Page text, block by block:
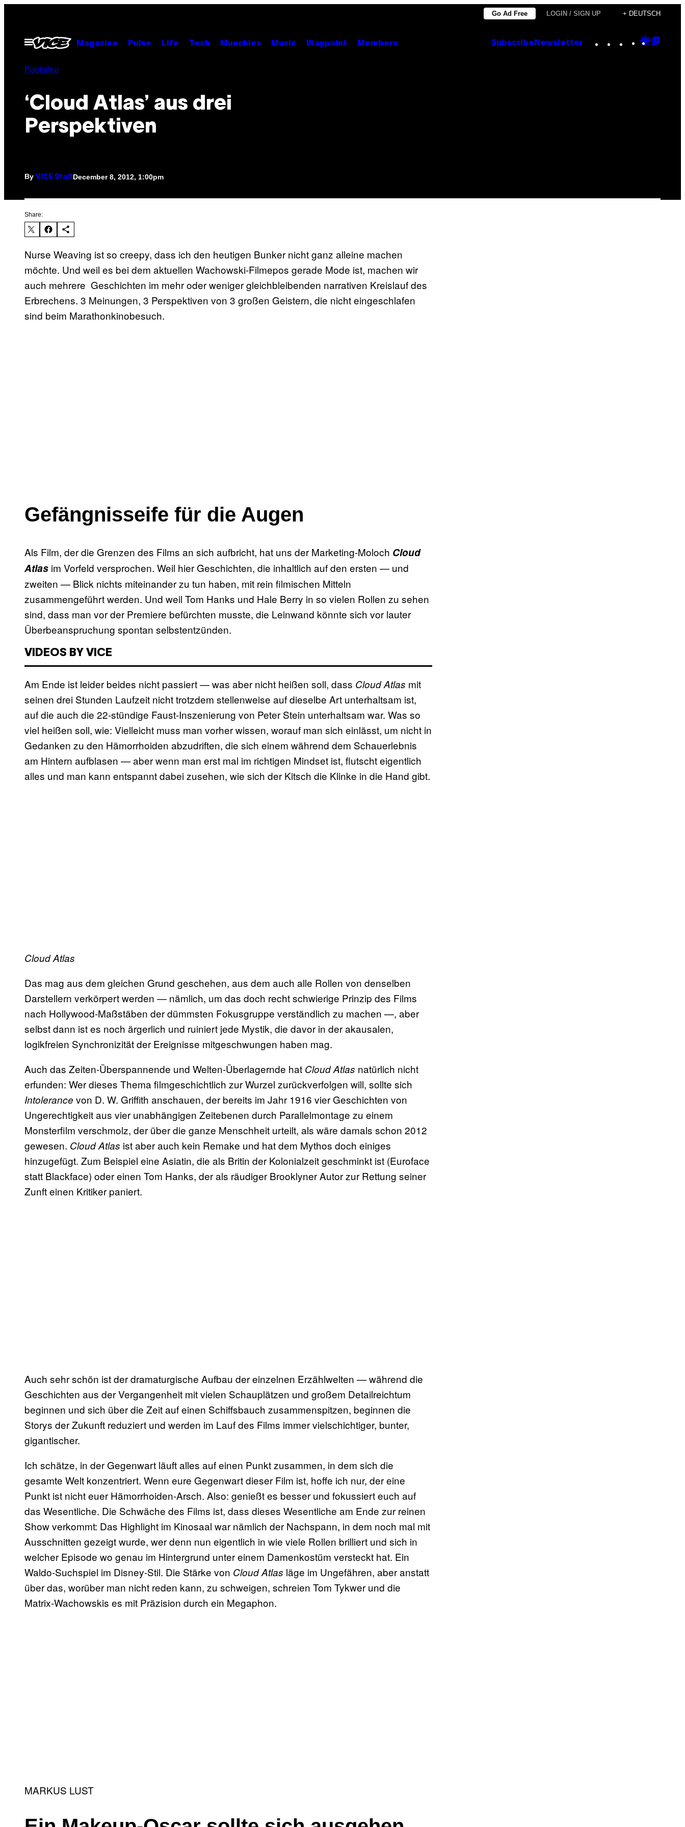
content
Go Ad Free LOGIN / SIGN UP + DEUTSCH
Open
Menu
Magazine Pulse Life Tech Munchies Music Waypoint Members Subscribe Newsletter Instagram
TikTok
YouTube
Google
Popkultur
‘Cloud Atlas’ aus drei
Perspektiven
By VICE StaffDecember 8, 2012, 1:00pm
Share:
Nurse Weaving ist so creepy, dass ich den heutigen Bunker nicht ganz alleine machen
möchte. Und weil es bei dem aktuellen Wachowski-Filmepos gerade Mode ist, machen wir
auch mehrere Geschichten im mehr oder weniger gleichbleibenden narrativen Kreislauf des
Erbrechens. 3 Meinungen, 3 Perspektiven von 3 großen Geistern, die nicht eingeschlafen
sind beim Marathonkinobesuch.
Gefängnisseife für die Augen
Als Film, der die Grenzen des Films an sich aufbricht, hat uns der Marketing-Moloch Cloud
Atlas im Vorfeld versprochen. Weil hier Geschichten, die inhaltlich auf den ersten — und
zweiten — Blick nichts miteinander zu tun haben, mit rein filmischen Mitteln
zusammengeführt werden. Und weil Tom Hanks und Hale Berry in so vielen Rollen zu sehen
sind, dass man vor der Premiere befürchten musste, die Leinwand könnte sich vor lauter
Überbeanspruchung spontan selbstentzünden.
VIDEOS BY VICE
Am Ende ist leider beides nicht passiert — was aber nicht heißen soll, dass Cloud Atlas mit
seinen drei Stunden Laufzeit nicht trotzdem stellenweise auf dieselbe Art unterhaltsam ist,
auf die auch die 22-stündige Faust-Inszenierung von Peter Stein unterhaltsam war. Was so
viel heißen soll, wie: Vielleicht muss man vorher wissen, worauf man sich einlässt, um nicht in
Gedanken zu den Hämorrhoiden abzudriften, die sich einem während dem Schauerlebnis
am Hintern aufblasen — aber wenn man erst mal im richtigen Mindset ist, flutscht eigentlich
alles und man kann entspannt dabei zusehen, wie sich der Kitsch die Klinke in die Hand gibt.
Cloud Atlas
Das mag aus dem gleichen Grund geschehen, aus dem auch alle Rollen von denselben
Darstellern verkörpert werden — nämlich, um das doch recht schwierige Prinzip des Films
nach Hollywood-Maßstäben der dümmsten Fokusgruppe verständlich zu machen —, aber
selbst dann ist es noch ärgerlich und ruiniert jede Mystik, die davor in der akausalen,
logikfreien Synchronizität der Ereignisse mitgeschwungen haben mag.
Auch das Zeiten-Überspannende und Welten-Überlagernde hat Cloud Atlas natürlich nicht
erfunden: Wer dieses Thema filmgeschichtlich zur Wurzel zurückverfolgen will, sollte sich
Intolerance von D. W. Griffith anschauen, der bereits im Jahr 1916 vier Geschichten von
Ungerechtigkeit aus vier unabhängigen Zeitebenen durch Parallelmontage zu einem
Monsterfilm verschmolz, der über die ganze Menschheit urteilt, als wäre damals schon 2012
gewesen. Cloud Atlas ist aber auch kein Remake und hat dem Mythos doch einiges
hinzugefügt. Zum Beispiel eine Asiatin, die als Britin der Kolonialzeit geschminkt ist (Euroface
statt Blackface) oder einen Tom Hanks, der als räudiger Brooklyner Autor zur Rettung seiner
Zunft einen Kritiker paniert.
Auch sehr schön ist der dramaturgische Aufbau der einzelnen Erzählwelten — während die
Geschichten aus der Vergangenheit mit vielen Schauplätzen und großem Detailreichtum
beginnen und sich über die Zeit auf einen Schiffsbauch zusammenspitzen, beginnen die
Storys der Zukunft reduziert und werden im Lauf des Films immer vielschichtiger, bunter,
gigantischer.
Ich schätze, in der Gegenwart läuft alles auf einen Punkt zusammen, in dem sich die
gesamte Welt konzentriert. Wenn eure Gegenwart dieser Film ist, hoffe ich nur, der eine
Punkt ist nicht euer Hämorrhoiden-Arsch. Also: genießt es besser und fokussiert euch auf
das Wesentliche. Die Schwäche des Films ist, dass dieses Wesentliche am Ende zur reinen
Show verkommt: Das Highlight im Kinosaal war nämlich der Nachspann, in dem noch mal mit
Ausschnitten gezeigt wurde, wer denn nun eigentlich in wie viele Rollen brilliert und sich in
welcher Episode wo genau im Hintergrund unter einem Damenkostüm versteckt hat. Ein
Waldo-Suchspiel im Disney-Stil. Die Stärke von Cloud Atlas läge im Ungefähren, aber anstatt
über das, worüber man nicht reden kann, zu schweigen, schreien Tom Tykwer und die
Matrix-Wachowskis es mit Präzision durch ein Megaphon.
MARKUS LUST